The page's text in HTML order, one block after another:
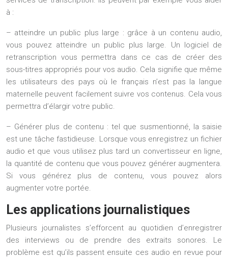
à :
– atteindre un public plus large : grâce à un contenu audio,
vous pouvez atteindre un public plus large. Un logiciel de
retranscription vous permettra dans ce cas de créer des
sous-titres appropriés pour vos audio. Cela signifie que même
les utilisateurs des pays où le français n’est pas la langue
maternelle peuvent facilement suivre vos contenus. Cela vous
permettra d’élargir votre public.
– Générer plus de contenu : tel que susmentionné, la saisie
est une tâche fastidieuse. Lorsque vous enregistrez un fichier
audio et que vous utilisez plus tard un convertisseur en ligne,
la quantité de contenu que vous pouvez générer augmentera.
Si vous générez plus de contenu, vous pouvez alors
augmenter votre portée.
Les applications journalistiques
Plusieurs journalistes s’efforcent au quotidien d’enregistrer
des interviews ou de prendre des extraits sonores. Le
problème est qu’ils passent ensuite ces audio en revue pour